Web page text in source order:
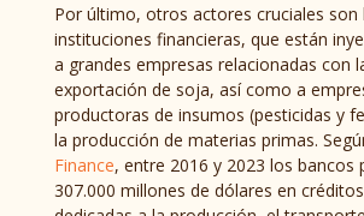
Por último, otros actores cruciales son
instituciones financieras, que están
a grandes empresas relacionadas con
exportación de soja, así como a
productoras de insumos (pesticidas y
la producción de materias primas.
Finance, entre 2016 y 2023 los bancos
307.000 millones de dólares en